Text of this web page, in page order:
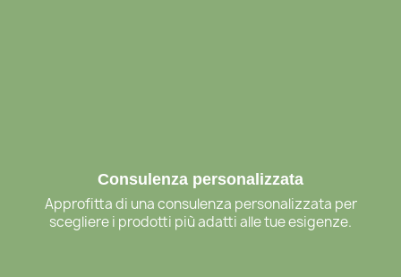
Consulenza personalizzata
Approfitta di una consulenza personalizzata per
scegliere i prodotti più adatti alle tue esigenze.